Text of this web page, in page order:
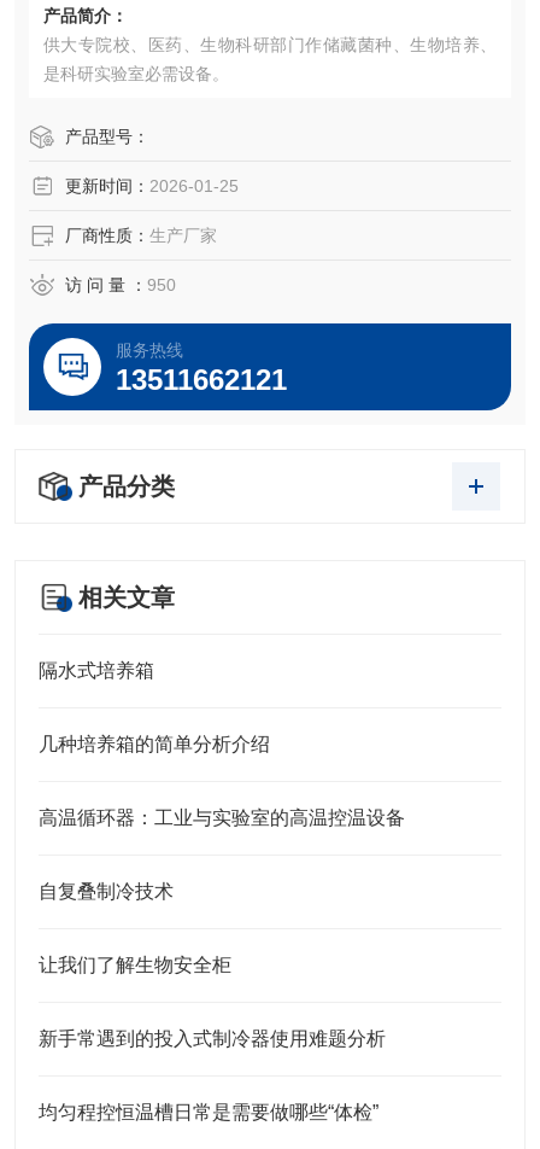
产品简介：
供大专院校、医药、生物科研部门作储藏菌种、生物培养、
是科研实验室必需设备。
产品型号：
更新时间： 2026-01-25
厂商性质： 生产厂家
访 问 量 ： 950
服务热线
13511662121
产品分类
相关文章
隔水式培养箱
几种培养箱的简单分析介绍
高温循环器：工业与实验室的高温控温设备​
自复叠制冷技术
让我们了解生物安全柜
新手常遇到的投入式制冷器使用难题分析
均匀程控恒温槽日常是需要做哪些“体检”